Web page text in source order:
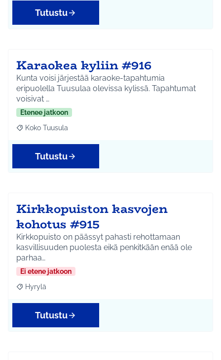
Tutustu
Karaokea kyliin #916
Kunta voisi järjestää karaoke-tapahtumia
eripuolella Tuusulaa olevissa kylissä. Tapahtumat
voisivat …
Etenee jatkoon
Rajaa tulokset aihepiirin mukaan: Koko Tuusula
Koko Tuusula
Tutustu
Kirkkopuiston kasvojen
kohotus #915
Kirkkopuisto on päässyt pahasti rehottamaan
kasvillisuuden puolesta eikä penkitkään enää ole
parhaa…
Ei etene jatkoon
Rajaa tulokset aihepiirin mukaan: Hyrylä
Hyrylä
Tutustu